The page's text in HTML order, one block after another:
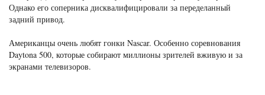
Однако его соперника дисквалифицировали за переделанный
задний привод.
Американцы очень любят гонки Nascar. Особенно соревнования
Daytona 500, которые собирают миллионы зрителей вживую и за
экранами телевизоров.